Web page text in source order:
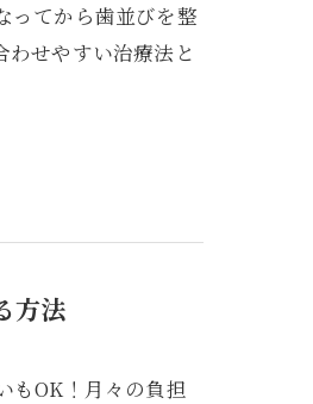
ってから歯並びを整
わせやすい治療法と
方法
もOK！月々の負担